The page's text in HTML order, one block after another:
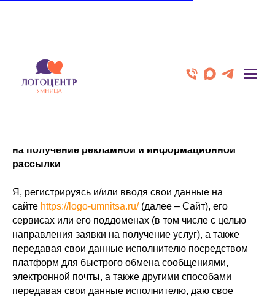
на получение рекламной и информационной
рассылки
Я, регистрируясь и/или вводя свои данные на
сайте https://logo-umnitsa.ru/(далее – Сайт), его
сервисах или его поддоменах (в том числе с целью
направления заявки на получение услуг), а также
передавая свои данные исполнителю посредством
платформ для быстрого обмена сообщениями,
электронной почты, а также другими способами
передавая свои данные исполнителю, даю свое